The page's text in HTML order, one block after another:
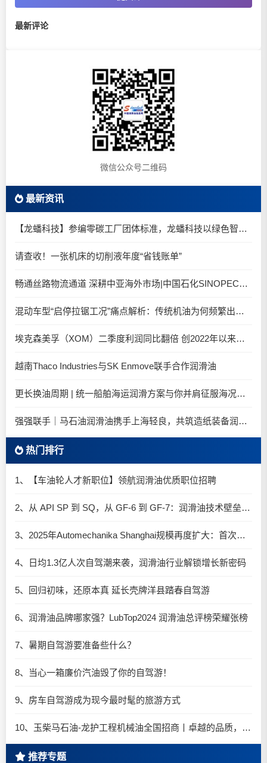
最新评论
微信公众号二维码
最新资讯
【龙蟠科技】参编零碳工厂团体标准，龙蟠科技以绿色智造锚定零碳未来
请查收！一张机床的切削液年度“省钱账单”
畅通丝路物流通道 深耕中亚海外市场|中国石化SINOPEC润滑油北京-阿拉木图图定班列顺利抵达
混动车型“启停拉锯工况”痛点解析：传统机油为何频繁出现油泥堆积？
埃克森美孚（XOM）二季度利润同比翻倍 创2022年以来新高
越南Thaco Industries与SK Enmove联手合作润滑油
更长换油周期 | 统一船舶海运润滑方案与你并肩征服海况运维考验
强强联手｜马石油润滑油携手上海轻良，共筑造纸装备润滑新生态
热门排行
1、【车油轮人才新职位】领航润滑油优质职位招聘
2、从 API SP 到 SQ，从 GF-6 到 GF-7：润滑油技术壁垒再升高，你准备好了吗？
3、2025年Automechanika Shanghai规模再度扩大：首次启用国家会展中心（上海）全部15个展馆
4、日均1.3亿人次自驾潮来袭，润滑油行业解锁增长新密码​
5、回归初味，还原本真 延长壳牌洋县踏春自驾游
6、润滑油品牌哪家强？LubTop2024 润滑油总评榜荣耀张榜
7、暑期自驾游要准备些什么？
8、当心一箱廉价汽油毁了你的自驾游！
9、房车自驾游成为现今最时髦的旅游方式
10、玉柴马石油-龙护工程机械油全国招商丨卓越的品质，专业的品牌！
推荐专题